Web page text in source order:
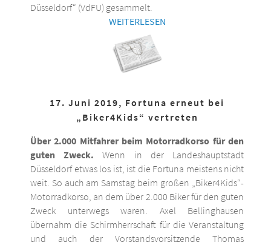
Düsseldorf“ (VdFU) gesammelt.
WEITERLESEN
17. Juni 2019, Fortuna erneut bei
„Biker4Kids“ vertreten
Über 2.000 Mitfahrer beim Motorradkorso für den
guten Zweck. Wenn in der Landeshauptstadt
Düsseldorf etwas los ist, ist die Fortuna meistens nicht
weit. So auch am Samstag beim großen „Biker4Kids“-
Motorradkorso, an dem über 2.000 Biker für den guten
Zweck unterwegs waren. Axel Bellinghausen
übernahm die Schirmherrschaft für die Veranstaltung
und auch der Vorstandsvorsitzende Thomas